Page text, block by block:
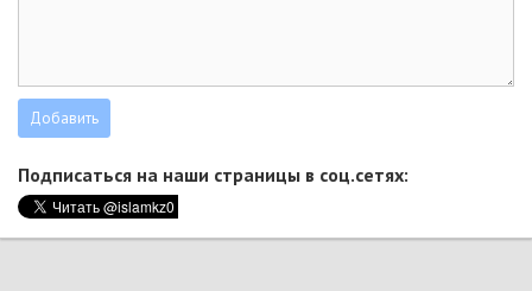
Подписаться на наши страницы в соц.сетях: